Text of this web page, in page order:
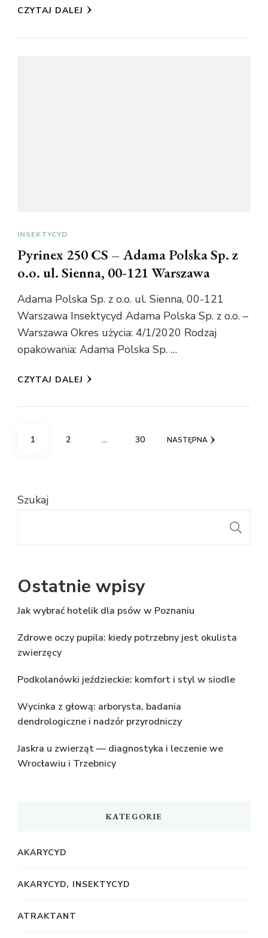
CZYTAJ DALEJ
INSEKTYCYD
Pyrinex 250 CS – Adama Polska Sp. z
o.o. ul. Sienna, 00-121 Warszawa
Adama Polska Sp. z o.o. ul. Sienna, 00-121
Warszawa Insektycyd Adama Polska Sp. z o.o. –
Warszawa Okres użycia: 4/1/2020 Rodzaj
opakowania: Adama Polska Sp. …
CZYTAJ DALEJ
Stronicowanie
STRONA
1 STRONA
2 … STRONA
30 NASTĘPNA
Szukaj
Ostatnie wpisy
Jak wybrać hotelik dla psów w Poznaniu
Zdrowe oczy pupila: kiedy potrzebny jest okulista
zwierzęcy
Podkolanówki jeździeckie: komfort i styl w siodle
Wycinka z głową: arborysta, badania
dendrologiczne i nadzór przyrodniczy
Jaskra u zwierząt — diagnostyka i leczenie we
Wrocławiu i Trzebnicy
KATEGORIE
AKARYCYD
AKARYCYD, INSEKTYCYD
ATRAKTANT